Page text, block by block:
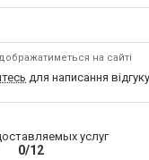
на сайті
для написання відгуку
услуг
0/12